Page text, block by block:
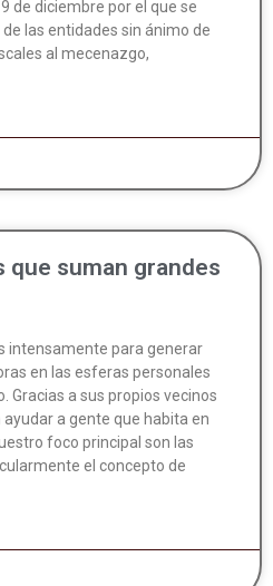
de diciembre por el que se
las entidades sin ánimo de
al mecenazgo,
que suman grandes
intensamente para generar
en las esferas personales
Gracias a sus propios vecinos
a gente que habita en
foco principal son las
el concepto de